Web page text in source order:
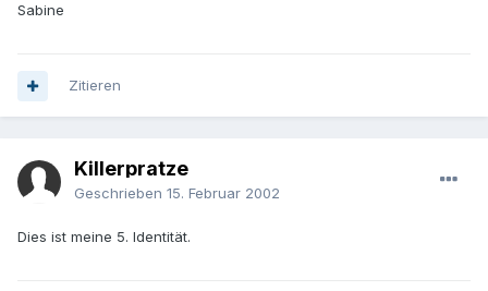
Sabine
Zitieren
Killerpratze
Geschrieben 15. Februar 2002
Dies ist meine 5. Identität.